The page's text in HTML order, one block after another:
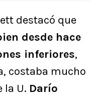
destacó que
desde hace
inferiores,
costaba mucho
la U. Darío